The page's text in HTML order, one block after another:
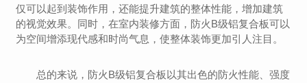
仅可以起到装饰作用，还能提升建筑的整体性能，增加建筑
的视觉效果。同时，在室内装修方面，防火B级铝复合板可以
为空间增添现代感和时尚气息，使整体装饰更加引人注目。
总的来说，防火B级铝复合板以其出色的防火性能、强度